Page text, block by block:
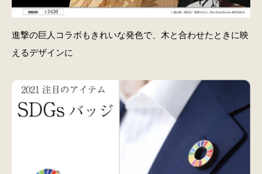
進撃の巨人コラボもきれいな発色で、木と合わせたときに映
えるデザインに